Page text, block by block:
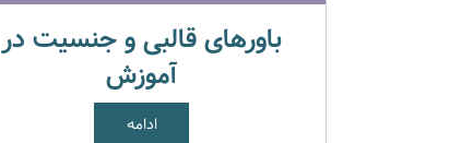
باورهای قالبی و جنسیت در
آموزش
ادامه